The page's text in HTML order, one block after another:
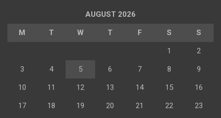
AUGUST 2026
M T W T F S S
1 2
3 4 5 6 7 8 9
10 11 12 13 14 15 16
17 18 19 20 21 22 23